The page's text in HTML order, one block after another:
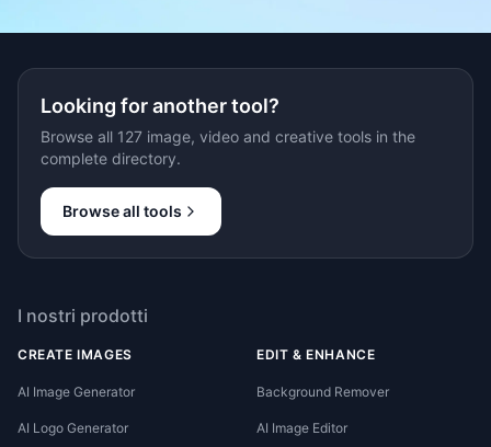
Looking for another tool?
Browse all 127 image, video and creative tools in the
complete directory.
Browse all tools
I nostri prodotti
CREATE IMAGES
AI Image Generator
AI Logo Generator
EDIT & ENHANCE
Background Remover
AI Image Editor